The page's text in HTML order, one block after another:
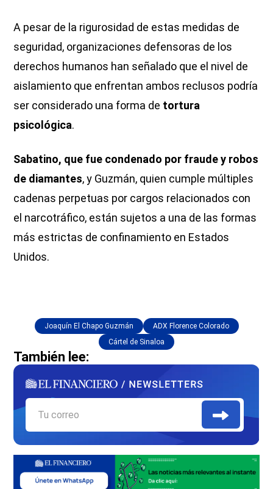
A pesar de la rigurosidad de estas medidas de
seguridad, organizaciones defensoras de los
derechos humanos han señalado que el nivel de
aislamiento que enfrentan ambos reclusos podría
ser considerado una forma de tortura
psicológica.
Sabatino, que fue condenado por fraude y robos
de diamantes, y Guzmán, quien cumple múltiples
cadenas perpetuas por cargos relacionados con
el narcotráfico, están sujetos a una de las formas
más estrictas de confinamiento en Estados
Unidos.
Joaquín El Chapo Guzmán
ADX Florence Colorado
Cártel de Sinaloa
También lee: